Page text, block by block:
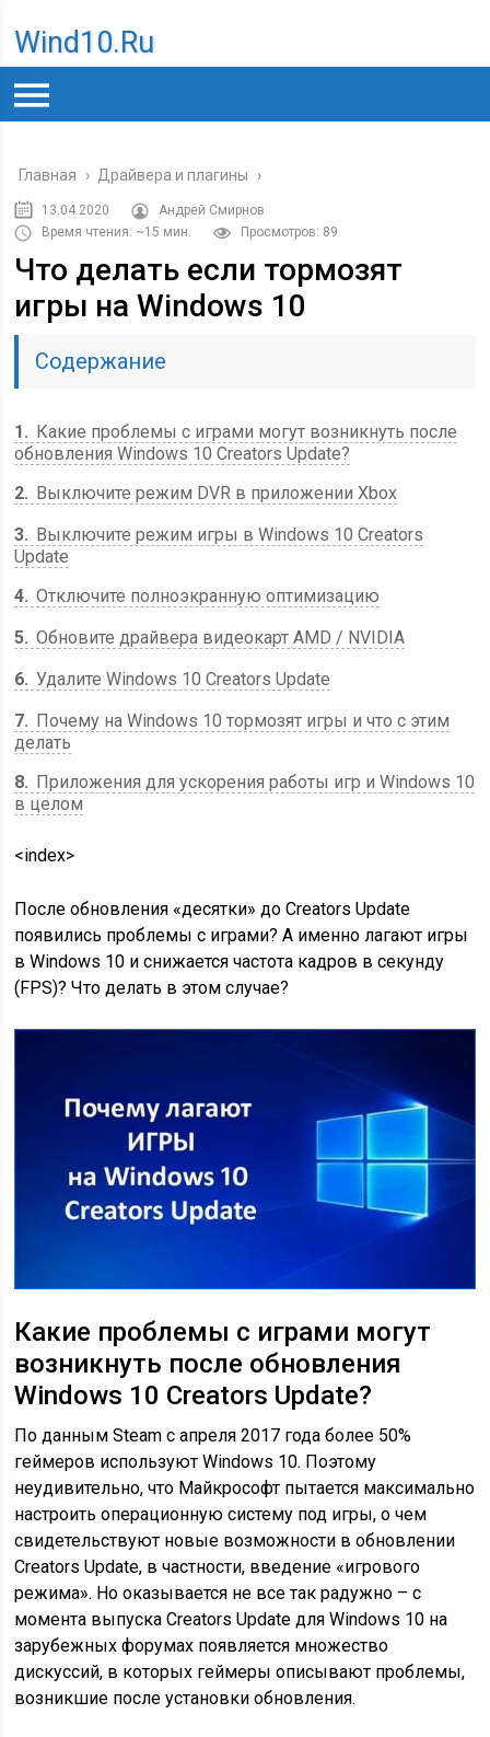
Wind10.ru
Главная › Драйвера и плагины ›
13.04.2020
Андрей Смирнов
Время чтения: ~15 мин.
Просмотров: 89
Что делать если тормозят
игры на Windows 10
Содержание
1
Какие проблемы с играми могут возникнуть после
обновления Windows 10 Creators Update?
2
Выключите режим DVR в приложении Xbox
3
Выключите режим игры в Windows 10 Creators
Update
4 Отключите полноэкранную оптимизацию
5 Обновите драйвера видеокарт AMD / NVIDIA
6 Удалите Windows 10 Creators Update
7
Почему на Windows 10 тормозят игры и что с этим
делать
8
Приложения для ускорения работы игр и Windows 10
в целом
<index>
После обновления «десятки» до Creators Update
появились проблемы с играми? А именно лагают игры
в Windows 10 и снижается частота кадров в секунду
(FPS)? Что делать в этом случае?
Какие проблемы с играми могут
возникнуть после обновления
Windows 10 Creators Update?
По данным Steam с апреля 2017 года более 50%
геймеров используют Windows 10. Поэтому
неудивительно, что Майкрософт пытается максимально
настроить операционную систему под игры, о чем
свидетельствуют новые возможности в обновлении
Creators Update, в частности, введение «игрового
режима». Но оказывается не все так радужно – с
момента выпуска Creators Update для Windows 10 на
зарубежных форумах появляется множество
дискуссий, в которых геймеры описывают проблемы,
возникшие после установки обновления.